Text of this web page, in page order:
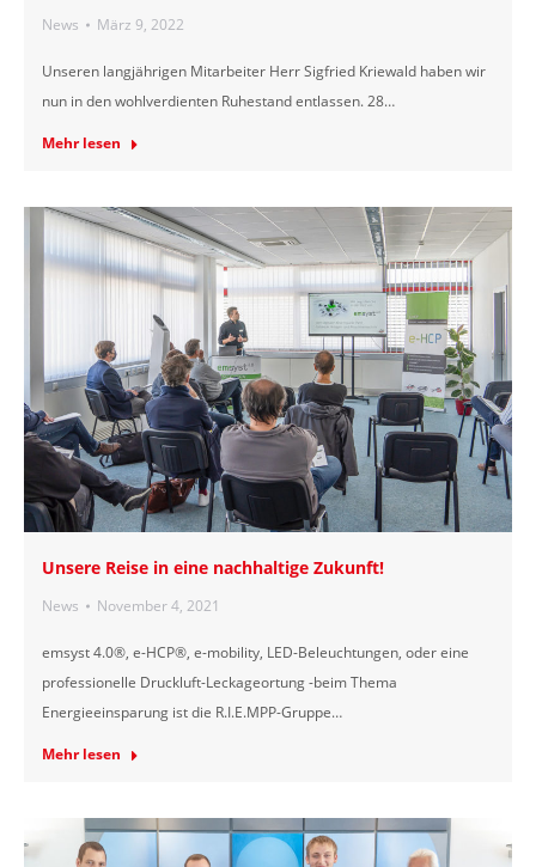
News März 9, 2022
Unseren langjährigen Mitarbeiter Herr Sigfried Kriewald haben wir
nun in den wohlverdienten Ruhestand entlassen. 28…
Mehr lesen
Unsere Reise in eine nachhaltige Zukunft!
News November 4, 2021
emsyst 4.0®, e-HCP®, e-mobility, LED-Beleuchtungen, oder eine
professionelle Druckluft-Leckageortung -beim Thema
Energieeinsparung ist die R.I.E.MPP-Gruppe…
Mehr lesen